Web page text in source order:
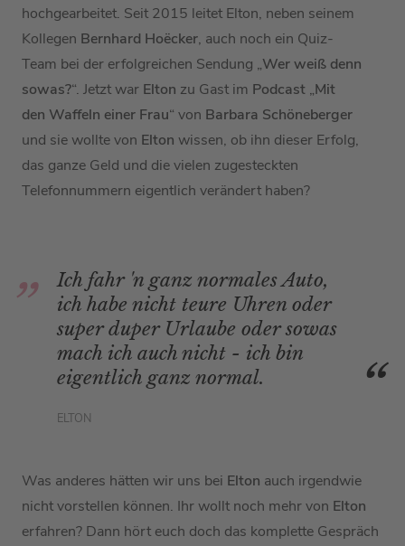
hochgearbeitet. Seit 2015 leitet Elton, neben seinem
Kollegen Bernhard Hoëcker, auch noch ein Quiz-
Team bei der erfolgreichen Sendung „Wer weiß denn
sowas?“. Jetzt war Elton zu Gast im Podcast „Mit
den Waffeln einer Frau“ von Barbara Schöneberger
und sie wollte von Elton wissen, ob ihn dieser Erfolg,
das ganze Geld und die vielen zugesteckten
Telefonnummern eigentlich verändert haben?
Ich fahr 'n ganz normales Auto,
ich habe nicht teure Uhren oder
super duper Urlaube oder sowas
mach ich auch nicht - ich bin
eigentlich ganz normal.
ELTON
Was anderes hätten wir uns bei Elton auch irgendwie
nicht vorstellen können. Ihr wollt noch mehr von Elton
erfahren? Dann hört euch doch das komplette Gespräch